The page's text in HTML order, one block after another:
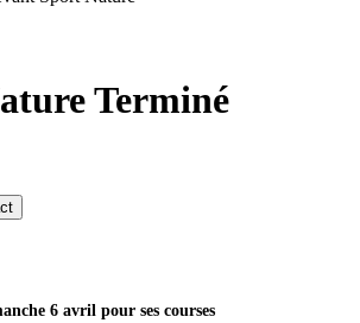
Terminé
6 avril pour ses courses